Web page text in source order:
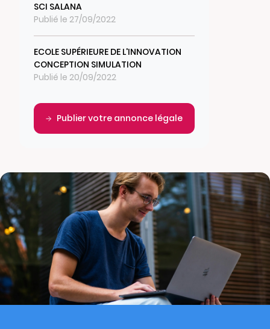
SCI SALANA
Publié le 27/09/2022
ECOLE SUPÉRIEURE DE L'INNOVATION
CONCEPTION SIMULATION
Publié le 20/09/2022
Publier votre annonce légale